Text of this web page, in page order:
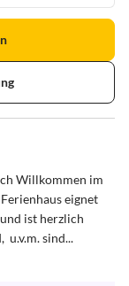
Willkommen im
eignet
ist herzlich
u.v.m. sind...